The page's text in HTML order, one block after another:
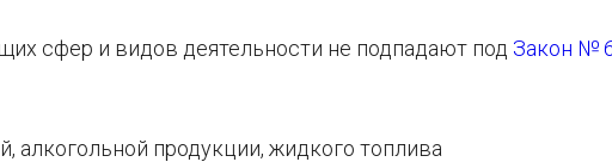
сфер и видов деятельности не подпадают под Закон №
алкогольной продукции, жидкого топлива